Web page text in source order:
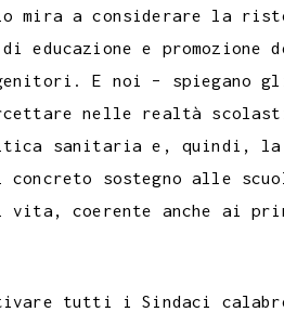
mira a considerare la
di educazione e
E noi – spiegano
nelle realtà
sanitaria e, quindi, la
concreto sostegno alle
coerente anche ai
tutti i Sindaci